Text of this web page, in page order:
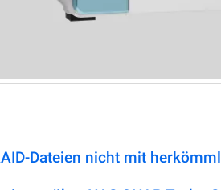
Dateien nicht mit